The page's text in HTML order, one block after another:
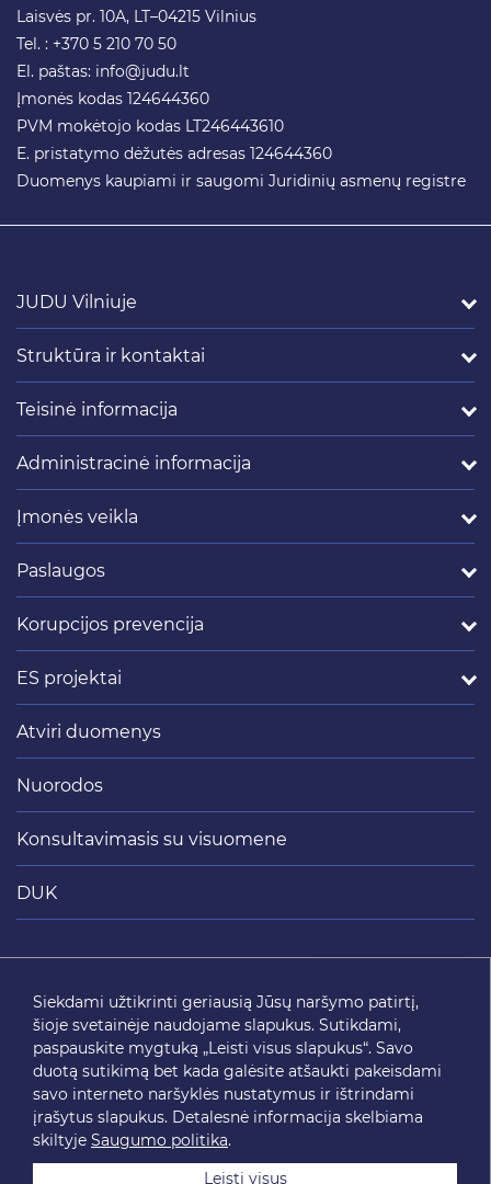
Laisvės pr. 10A, LT–04215 Vilnius
Tel. : +370 5 210 70 50
El. paštas: info@judu.lt
Įmonės kodas 124644360
PVM mokėtojo kodas LT246443610
E. pristatymo dėžutės adresas 124644360
Duomenys kaupiami ir saugomi Juridinių asmenų registre
JUDU Vilniuje
Struktūra ir kontaktai
Teisinė informacija
Administracinė informacija
Įmonės veikla
Paslaugos
Korupcijos prevencija
ES projektai
Atviri duomenys
Nuorodos
Konsultavimasis su visuomene
DUK
SEKITE MUS
Siekdami užtikrinti geriausią Jūsų naršymo patirtį,
šioje svetainėje naudojame slapukus. Sutikdami,
paspauskite mygtuką „Leisti visus slapukus“. Savo
duotą sutikimą bet kada galėsite atšaukti pakeisdami
savo interneto naršyklės nustatymus ir ištrindami
įrašytus slapukus. Detalesnė informacija skelbiama
skiltyje Saugumo politika.
Leisti visus